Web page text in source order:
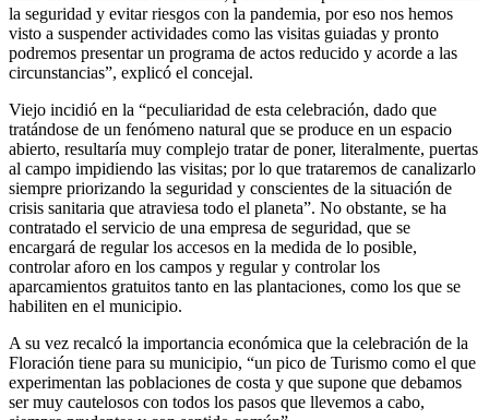
la seguridad y evitar riesgos con la pandemia, por eso nos hemos
visto a suspender actividades como las visitas guiadas y pronto
podremos presentar un programa de actos reducido y acorde a las
circunstancias”, explicó el concejal.
Viejo incidió en la “peculiaridad de esta celebración, dado que
tratándose de un fenómeno natural que se produce en un espacio
abierto, resultaría muy complejo tratar de poner, literalmente, puertas
al campo impidiendo las visitas; por lo que trataremos de canalizarlo
siempre priorizando la seguridad y conscientes de la situación de
crisis sanitaria que atraviesa todo el planeta”. No obstante, se ha
contratado el servicio de una empresa de seguridad, que se
encargará de regular los accesos en la medida de lo posible,
controlar aforo en los campos y regular y controlar los
aparcamientos gratuitos tanto en las plantaciones, como los que se
habiliten en el municipio.
A su vez recalcó la importancia económica que la celebración de la
Floración tiene para su municipio, “un pico de Turismo como el que
experimentan las poblaciones de costa y que supone que debamos
ser muy cautelosos con todos los pasos que llevemos a cabo,